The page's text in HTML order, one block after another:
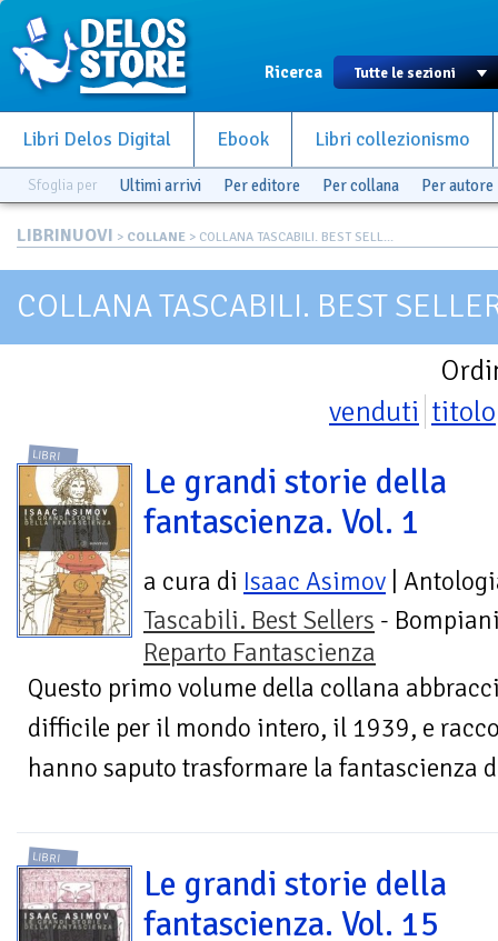
Ricerca
Libri Delos Digital Ebook Libri collezionismo
Sfoglia per Ultimi arrivi Per editore Per collana Per autore
LIBRINUOVI > COLLANE > COLLANA TASCABILI. BEST SELL...
COLLANA TASCABILI. BEST
venduti titolo
LIBRI
Le grandi storie della
fantascienza. Vol. 1
a cura di Isaac Asimov |
Tascabili. Best Sellers -
Reparto Fantascienza
Questo primo volume della collana
difficile per il mondo intero, il 1939, e
hanno saputo trasformare la fantascienza
LIBRI
Le grandi storie della
fantascienza. Vol. 15